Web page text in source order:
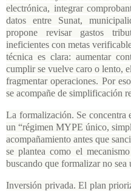
electrónica, integrar
datos entre Sunat,
propone revisar gastos
ineficientes con metas
técnica es clara: aumentar
cumplir se vuelve caro o lento,
fragmentar operaciones. Por
se acompañe de simplificación
La formalización. Se concentra
un “régimen MYPE único,
acompañamiento antes que
se plantea como el
buscando que formalizar no sea
Inversión privada. El plan